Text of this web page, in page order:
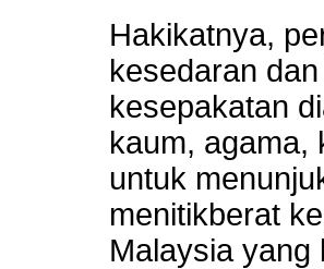
Hakikatnya,
kesedaran
kesepakatan
kaum, agama,
untuk
menitikberat
Malaysia yang